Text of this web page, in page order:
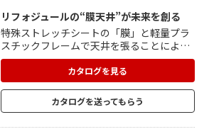
リフォジュールの“膜天井”が未来を創る
特殊ストレッチシートの「膜」と軽量プラ
スチックフレームで天井を張ることによ
り、圧倒的な軽量化を実現。 高いところに
は軽くて柔らかい材料を使用するのが、こ
れからのスタンダード。 リフォジュールシ
ートは、地震時の振動を吸収しやすいので
落下しにくく、万が一落下しても石膏ボー
カタログを見る
カタログを送ってもらう